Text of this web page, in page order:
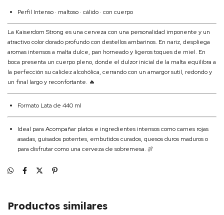
Perfil Intenso · maltoso · cálido · con cuerpo
La Kaiserdom Strong es una cerveza con una personalidad imponente y un
atractivo color dorado profundo con destellos ambarinos. En nariz, despliega
aromas intensos a malta dulce, pan horneado y ligeros toques de miel. En
boca presenta un cuerpo pleno, donde el dulzor inicial de la malta equilibra a
la perfección su calidez alcohólica, cerrando con un amargor sutil, redondo y
un final largo y reconfortante. 🔥
Formato Lata de 440 ml
Ideal para Acompañar platos e ingredientes intensos como carnes rojas
asadas, guisados potentes, embutidos curados, quesos duros maduros o
para disfrutar como una cerveza de sobremesa. 🍖
Productos similares